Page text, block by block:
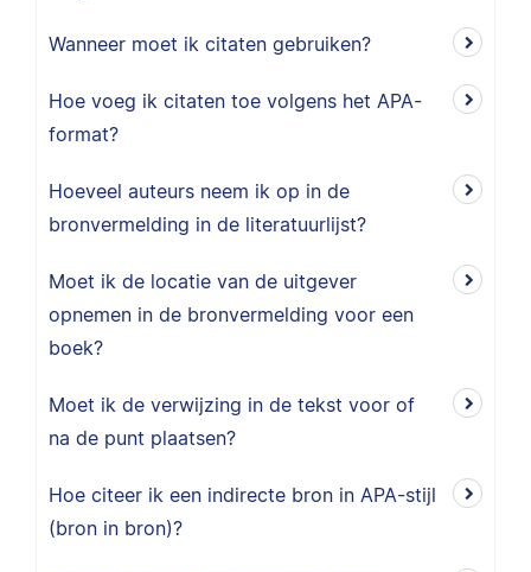
Wanneer moet ik citaten gebruiken?
Hoe voeg ik citaten toe volgens het APA-
format?
Hoeveel auteurs neem ik op in de
bronvermelding in de literatuurlijst?
Moet ik de locatie van de uitgever
opnemen in de bronvermelding voor een
boek?
Moet ik de verwijzing in de tekst voor of
na de punt plaatsen?
Hoe citeer ik een indirecte bron in APA-stijl
(bron in bron)?